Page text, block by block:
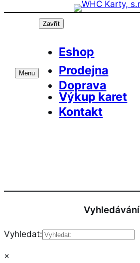
Přeskočit
Menu
Zavřít
Eshop
Prodejna
Doprava
Výkup karet
Kontakt
Vyhledávání
Vyhledat:
×